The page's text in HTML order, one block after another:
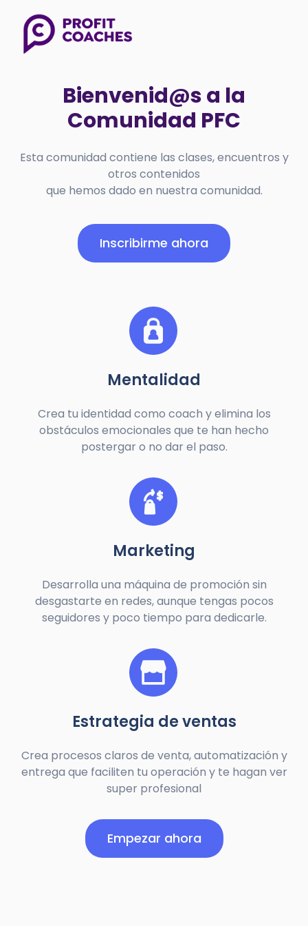
Bienvenid@s a la
Comunidad PFC
Esta comunidad contiene las clases, encuentros y
otros contenidos
que hemos dado en nuestra comunidad.
Inscribirme ahora
Mentalidad
Crea tu identidad como coach y elimina los
obstáculos emocionales que te han hecho
postergar o no dar el paso.
Marketing
Desarrolla una máquina de promoción sin
desgastarte en redes, aunque tengas pocos
seguidores y poco tiempo para dedicarle.
Estrategia de ventas
Crea procesos claros de venta, automatización y
entrega que faciliten tu operación y te hagan ver
super profesional
Empezar ahora